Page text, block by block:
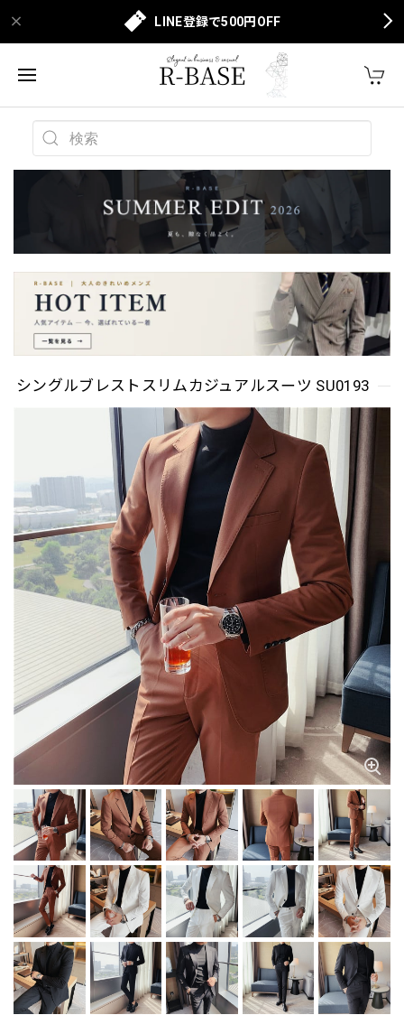
LINE登録で500円OFF
シングルブレストスリムカジュアルスーツ SU0193